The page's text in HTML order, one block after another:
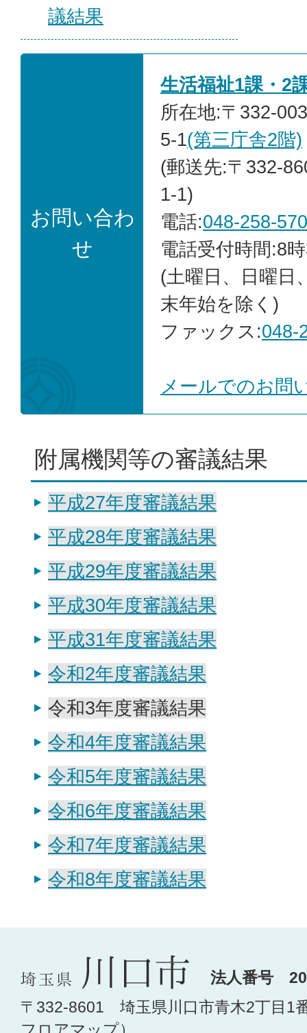
議結果
お問い合わ
せ
生活福祉1課・2
所在地:〒332-
5-1(第三庁舎2階)
(郵送先:〒332-
1-1)
電話:048-258-
電話受付時間:8
(土曜日、日曜日
末年始を除く)
ファックス:048-
メールでのお問
附属機関等の審議結果
平成27年度審議結果
平成28年度審議結果
平成29年度審議結果
平成30年度審議結果
平成31年度審議結果
令和2年度審議結果
令和3年度審議結果
令和4年度審議結果
令和5年度審議結果
令和6年度審議結果
令和7年度審議結果
令和8年度審議結果
法人番号
〒332-8601 埼玉県川口市青木2丁目1